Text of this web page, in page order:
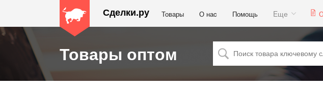
Сделки.ру Товары О наc Помощь Eще
Товары оптом